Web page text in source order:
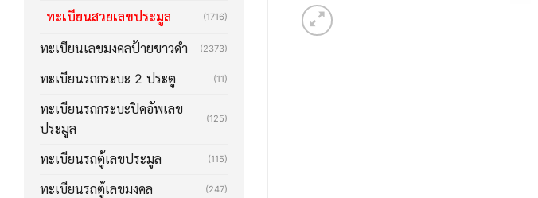
ทะเบียนสวยเลขประมูล (1716)
ทะเบียนเลขมงคลป้ายขาวดำ (2373)
ทะเบียนรถกระบะ 2 ประตู (11)
ทะเบียนรถกระบะปิคอัพเลข
ประมูล
(125)
ทะเบียนรถตู้เลขประมูล (115)
ทะเบียนรถตู้เลขมงคล (247)